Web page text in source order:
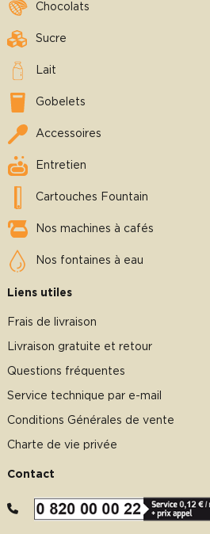
Chocolats
Sucre
Lait
Gobelets
Accessoires
Entretien
Cartouches Fountain
Nos machines à cafés
Nos fontaines à eau
Liens utiles
Frais de livraison
Livraison gratuite et retour
Questions fréquentes
Service technique par e-mail
Conditions Générales de vente
Charte de vie privée
Contact